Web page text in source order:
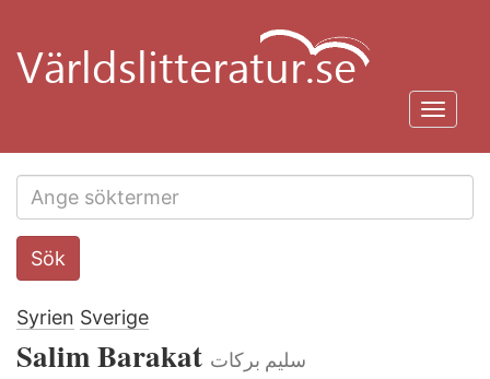
huvudinnehåll
Search
this
Sök
Syrien Sverige
Salim Barakat